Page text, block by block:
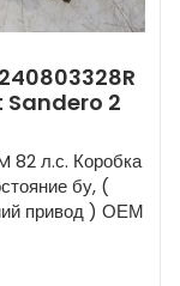
Sandero 2
82 л.с. Коробка
бу, (
привод ) ОЕМ